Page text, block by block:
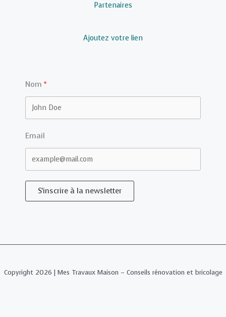
Partenaires
Ajoutez votre lien
Nom
Email
S'inscrire à la newsletter
Copyright 2026 | Mes Travaux Maison – Conseils rénovation et bricolage